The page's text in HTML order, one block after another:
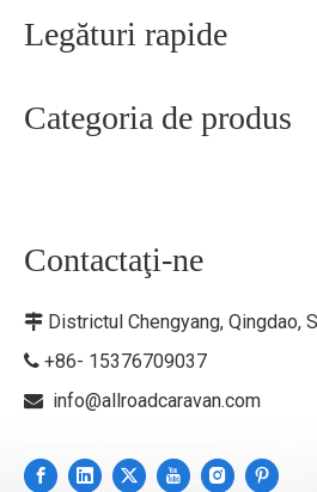
Legături rapide
Categoria de produs
Contactaţi-ne
 Districtul Chengyang, Qingdao,
 +86- 15376709037
 info@allroadcaravan.com